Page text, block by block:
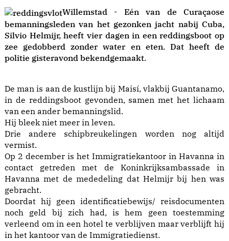
Willemstad - Eén van de Curaçaose
bemanningsleden van het gezonken jacht nabij Cuba,
Silvio Helmijr, heeft vier dagen in een reddingsboot op
zee gedobberd zonder water en eten. Dat heeft de
politie gisteravond bekendgemaakt.
De man is aan de kustlijn bij Maisí, vlakbij Guantanamo,
in de reddingsboot gevonden, samen met het lichaam
van een ander bemanningslid.
Hij bleek niet meer in leven.
Drie andere schipbreukelingen worden nog altijd
vermist.
Op 2 december is het Immigratiekantoor in Havanna in
contact getreden met de Koninkrijksambassade in
Havanna met de mededeling dat Helmijr bij hen was
gebracht.
Doordat hij geen identificatiebewijs/ reisdocumenten
noch geld bij zich had, is hem geen toestemming
verleend om in een hotel te verblijven maar verblijft hij
in het kantoor van de Immigratiedienst.